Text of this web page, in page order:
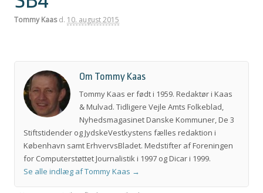
Tommy Kaas d. 10. august 2015
Om Tommy Kaas
Tommy Kaas er født i 1959. Redaktør i Kaas
& Mulvad. Tidligere Vejle Amts Folkeblad,
Nyhedsmagasinet Danske Kommuner, De 3
Stiftstidender og JydskeVestkystens fælles redaktion i
København samt ErhvervsBladet. Medstifter af Foreningen
for Computerstøttet Journalistik i 1997 og Dicar i 1999.
Se alle indlæg af Tommy Kaas →